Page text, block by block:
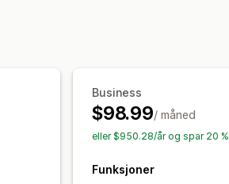
Kampanjer
Business
$98.99/ måned
eller $950.28/år og spar 20 %
Funksjoner